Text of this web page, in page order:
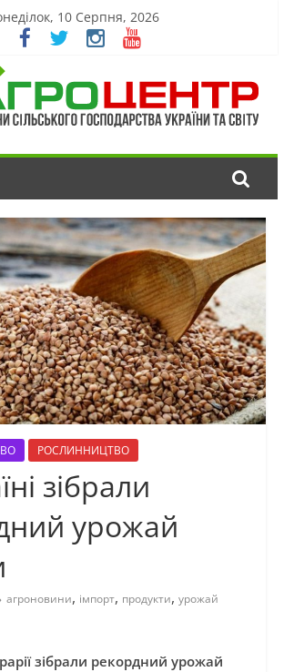
10 Серпня, 2026
РОСЛИННИЦТВО
зібрали
урожай
агроновини, імпорт, продукти, урожай
зібрали рекордний урожай